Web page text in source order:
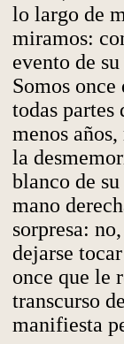
lo largo de
miramos:
evento de
Somos
todas partes
menos
la
blanco de
mano
sorpresa:
dejarse
once que le
transcurso
manifiesta